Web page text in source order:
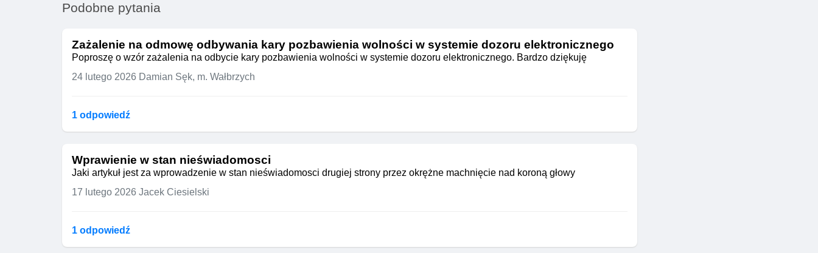
Podobne pytania
Zażalenie na odmowę odbywania kary pozbawienia wolności w systemie dozoru elektronicznego
Poproszę o wzór zażalenia na odbycie kary pozbawienia wolności w systemie dozoru elektronicznego. Bardzo dziękuję
24 lutego 2026 Damian Sęk, m. Wałbrzych
1 odpowiedź
Wprawienie w stan nieświadomosci
Jaki artykuł jest za wprowadzenie w stan nieświadomosci drugiej strony przez okrężne machnięcie nad koroną głowy
17 lutego 2026 Jacek Ciesielski
1 odpowiedź